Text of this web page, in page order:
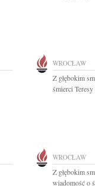
WROCŁAW
Z głębokim
śmierci
WROCŁAW
Z głębokim
wiadomość o